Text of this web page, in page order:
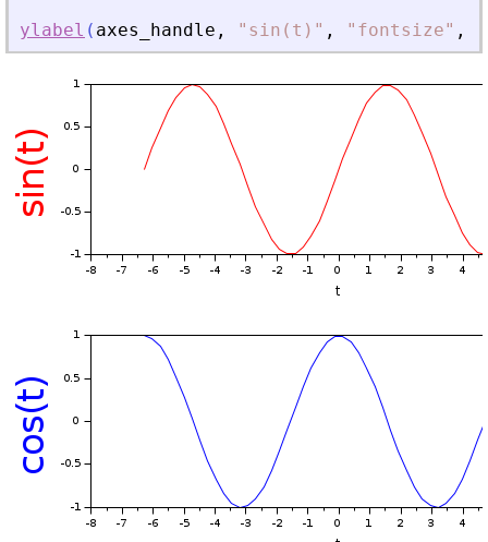
ylabel ( axes_handle , " sin(t) " , " fontsize" ,